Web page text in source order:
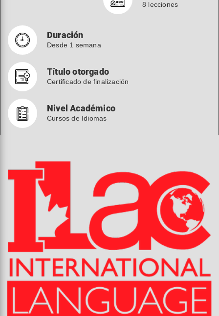
Duración
Desde 1 semana
8 lecciones
Título otorgado
Certificado de finalización
Nivel Académico
Cursos de Idiomas